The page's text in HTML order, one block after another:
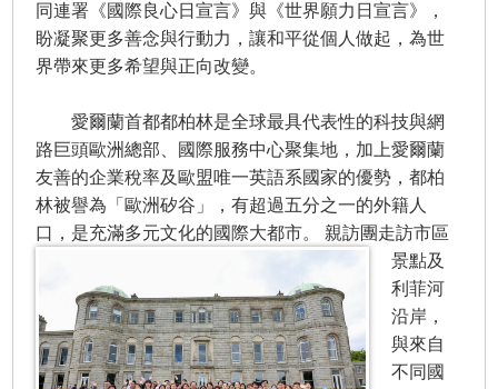
同連署《國際良心日宣言》與《世界願力日宣言》，
盼凝聚更多善念與行動力，讓和平從個人做起，為世
界帶來更多希望與正向改變。
愛爾蘭首都都柏林是全球最具代表性的科技與網
路巨頭歐洲總部、國際服務中心聚集地，加上愛爾蘭
友善的企業稅率及歐盟唯一英語系國家的優勢，都柏
林被譽為「歐洲矽谷」，有超過五分之一的外籍人
口，是充滿多元文化的國際大都市。 親訪團走訪市區
景點及
利菲河
沿岸，
與來自
不同國